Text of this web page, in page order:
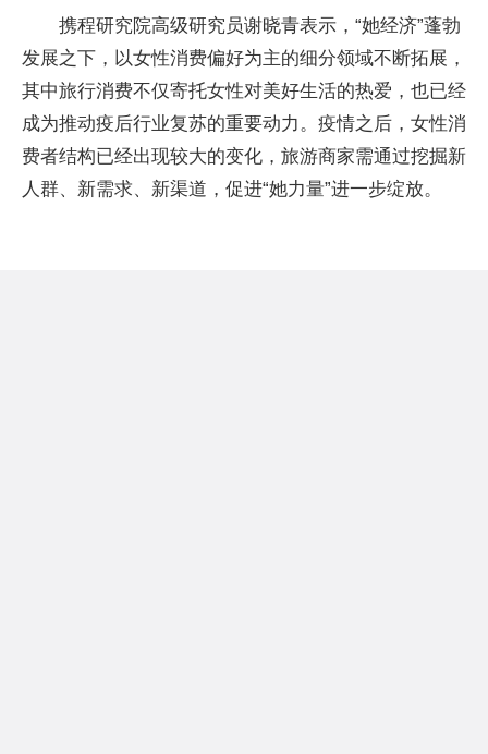
携程研究院高级研究员谢晓青表示，“她经济”蓬勃
发展之下，以女性消费偏好为主的细分领域不断拓展，
其中旅行消费不仅寄托女性对美好生活的热爱，也已经
成为推动疫后行业复苏的重要动力。疫情之后，女性消
费者结构已经出现较大的变化，旅游商家需通过挖掘新
人群、新需求、新渠道，促进“她力量”进一步绽放。